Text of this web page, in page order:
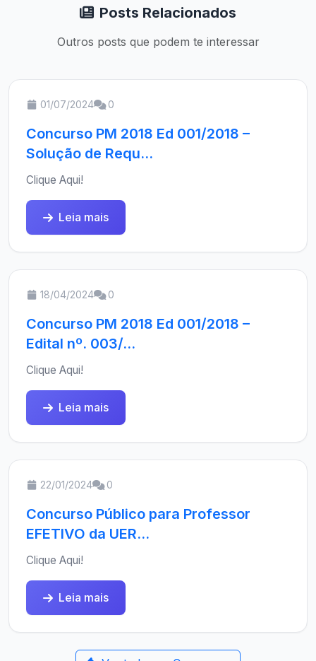
Posts Relacionados
Outros posts que podem te interessar
01/07/2024 0
Concurso PM 2018 Ed 001/2018 –
Solução de Requ...
Clique Aqui!
Leia mais
18/04/2024 0
Concurso PM 2018 Ed 001/2018 –
Edital nº. 003/...
Clique Aqui!
Leia mais
22/01/2024 0
Concurso Público para Professor
EFETIVO da UER...
Clique Aqui!
Leia mais